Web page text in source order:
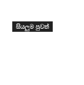
සියලුම පුවත්